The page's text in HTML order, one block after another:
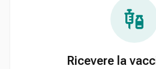
Ricevere la